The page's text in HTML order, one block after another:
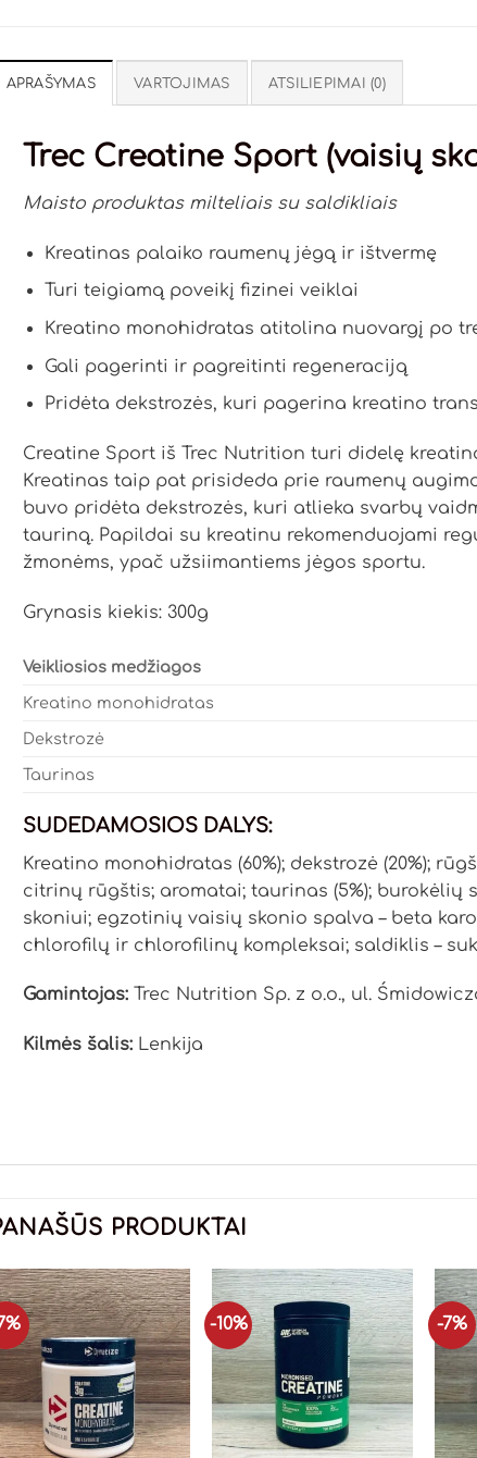
APRAŠYMAS VARTOJIMAS ATSILIEPIMAI (0)
Trec Creatine Sport (vaisių
Maisto produktas milteliais su saldikliais
Kreatinas palaiko raumenų jėgą ir ištvermę
Turi teigiamą poveikį fizinei veiklai
Kreatino monohidratas atitolina nuovargį po
Gali pagerinti ir pagreitinti regeneraciją
Pridėta dekstrozės, kuri pagerina kreatino
Creatine Sport iš Trec Nutrition turi didelę
Kreatinas taip pat prisideda prie raumenų
buvo pridėta dekstrozės, kuri atlieka svarbų
tauriną. Papildai su kreatinu rekomenduojami
žmonėms, ypač užsiimantiems jėgos sportu.
Grynasis kiekis: 300g
Veikliosios medžiagos
Kreatino monohidratas
Dekstrozė
Taurinas
SUDEDAMOSIOS DALYS:
Kreatino monohidratas (60%); dekstrozė (20%);
citrinų rūgštis; aromatai; taurinas (5%);
skoniui; egzotinių vaisių skonio spalva – beta
chlorofilų ir chlorofilinų kompleksai; saldiklis –
Gamintojas:Trec Nutrition Sp. z o.o., ul.
Kilmės šalis:Lenkija
PRODUKTAI
-10% -7%